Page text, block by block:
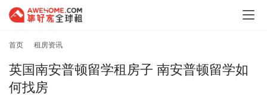
首页 租房资讯
英国南安普顿留学租房子 南安普顿留学如
何找房